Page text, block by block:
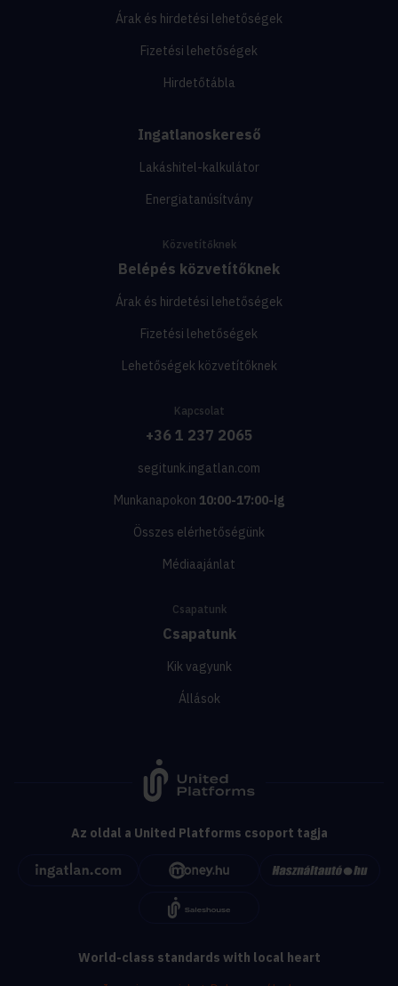
Árak és hirdetési lehetőségek
Fizetési lehetőségek
Hirdetőtábla
Ingatlanoskereső
Lakáshitel-kalkulátor
Energiatanúsítvány
Közvetítőknek
Belépés közvetítőknek
Árak és hirdetési lehetőségek
Fizetési lehetőségek
Lehetőségek közvetítőknek
Kapcsolat
+36 1 237 2065
segitunk.ingatlan.com
Munkanapokon 10:00-17:00-ig
Összes elérhetőségünk
Médiaajánlat
Csapatunk
Csapatunk
Kik vagyunk
Állások
Az oldal a United Platforms csoport tagja
World-class standards with local heart